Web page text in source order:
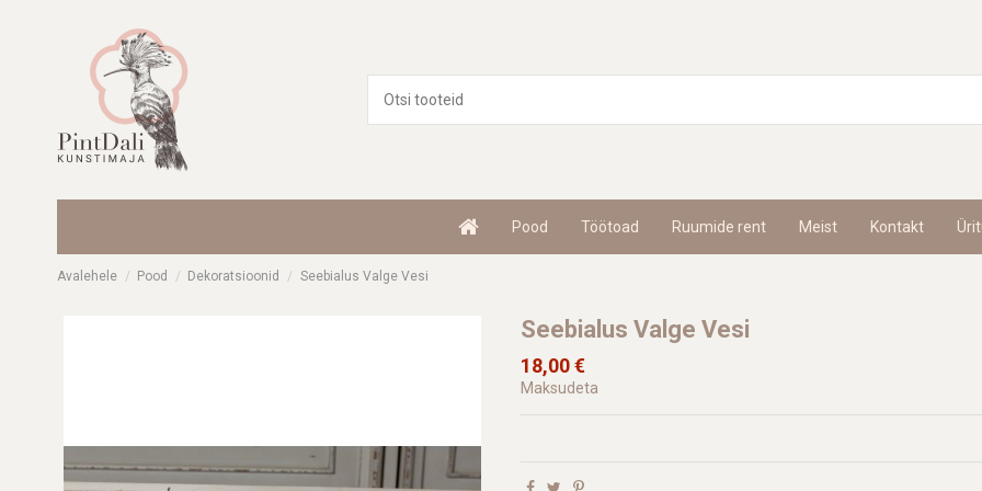
Pood Töötoad Ruumide rent Meist Kontakt
Avalehele Pood Dekoratsioonid Seebialus Valge Vesi
Seebialus Valge Vesi
18,00 €
Maksudeta